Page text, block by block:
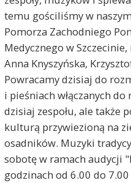
temu gościliśmy w
Pomorza Zachodniego
Medycznego w
Anna Knyszyńska,
Powracamy dzisiaj do
i pieśniach włączanych
dzisiaj zespołu, ale także
kulturą przywiezioną na
osadników. Muzyki
sobotę w ramach audycji
godzinach od 6.00 do 7.00